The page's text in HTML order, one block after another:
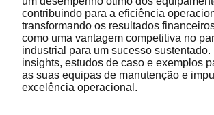
contribuindo para a eficiência
transformando os resultados
como uma vantagem competitiva no
industrial para um sucesso sustentado.
insights, estudos de caso e exemplos
as suas equipas de manutenção e
excelência operacional.